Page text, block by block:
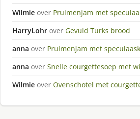
Wilmie over Pruimenjam met
HarryLohr over Gevuld Turks brood
anna over Pruimenjam met
anna over Snelle courgettesoep met
Wilmie over Ovenschotel met